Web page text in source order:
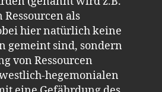
als
hier natürlich keine
gemeint sind, sondern
von Ressourcen
hegemonialen